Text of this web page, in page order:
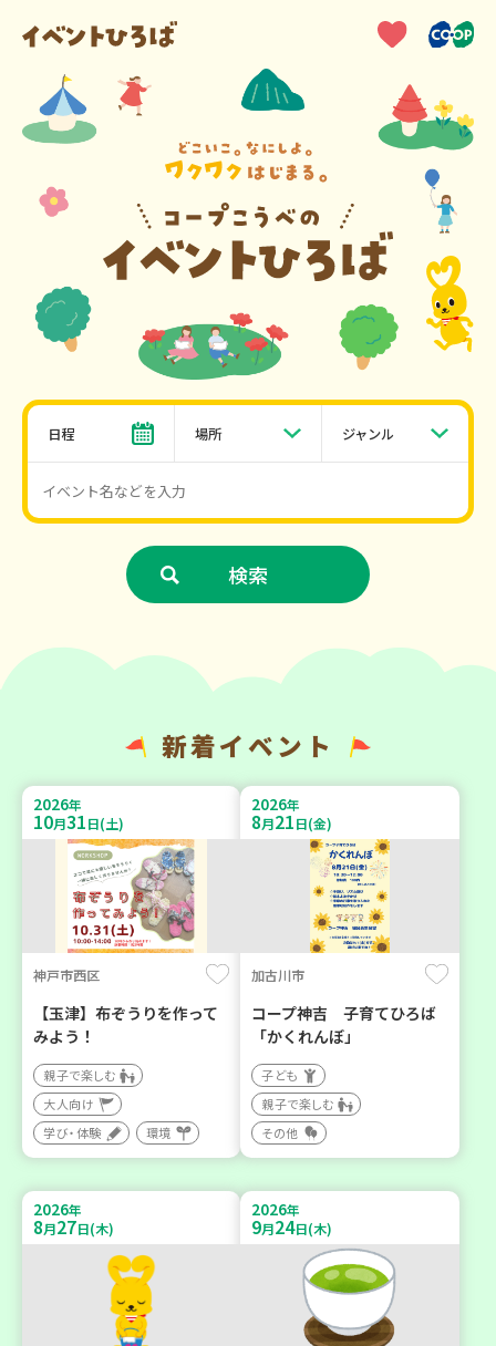
日程 場所 ジャンル
新着イベント
2026年
10月31日(土)
神戸市西区
【玉津】布ぞうりを作って
みよう！
親子で楽しむ
大人向け
学び・体験
環境
2026年
8月21日(金)
加古川市
コープ神吉 子育てひろば
「かくれんぼ」
子ども
親子で楽しむ
その他
2026年
8月27日(木)
2026年
9月24日(木)